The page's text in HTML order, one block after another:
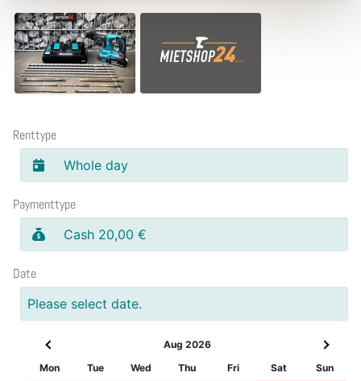
Renttype
Whole day
Paymenttype
Cash 20,00 €
Date
Please select date.
Aug 2026
Mon
Tue Wed Thu Fri Sat
Sun